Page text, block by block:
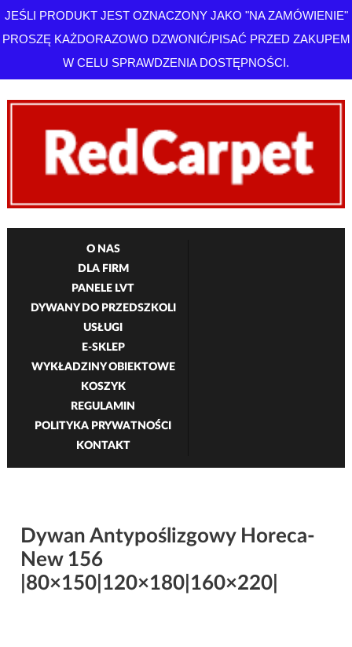
JEŚLI PRODUKT JEST OZNACZONY JAKO "NA ZAMÓWIENIE"
PROSZĘ KAŻDORAZOWO DZWONIĆ/PISAĆ PRZED ZAKUPEM
W CELU SPRAWDZENIA DOSTĘPNOŚCI.
O NAS
DLA FIRM
PANELE LVT
DYWANY DO PRZEDSZKOLI
USŁUGI
E-SKLEP
WYKŁADZINY OBIEKTOWE
KOSZYK
REGULAMIN
POLITYKA PRYWATNOŚCI
KONTAKT
Dywan Antypoślizgowy Horeca-
New 156
|80×150|120×180|160×220|